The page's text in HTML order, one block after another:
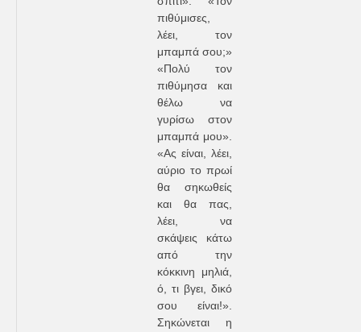
πιθύμισες,
λέει, τον
μπαμπά σου;»
«Πολύ τον
πιθύμησα και
θέλω να
γυρίσω στον
μπαμπά μου».
«Ας είναι, λέει,
αύριο το πρωί
θα σηκωθείς
και θα πας,
λέει, να
σκάψεις κάτω
από την
κόκκινη μηλιά,
ό, τι βγει, δικό
σου είναι!».
Σηκώνεται η